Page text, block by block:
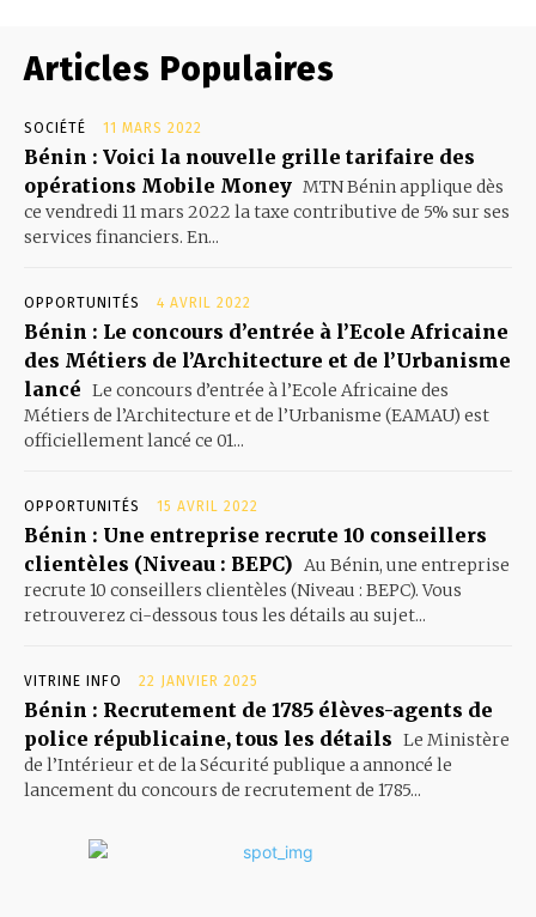
Articles Populaires
SOCIÉTÉ 11 MARS 2022
Bénin : Voici la nouvelle grille tarifaire des
opérations Mobile Money MTN Bénin applique dès
ce vendredi 11 mars 2022 la taxe contributive de 5% sur ses
services financiers. En...
OPPORTUNITÉS 4 AVRIL 2022
Bénin : Le concours d’entrée à l’Ecole Africaine
des Métiers de l’Architecture et de l’Urbanisme
lancé Le concours d’entrée à l’Ecole Africaine des
Métiers de l’Architecture et de l’Urbanisme (EAMAU) est
officiellement lancé ce 01...
OPPORTUNITÉS 15 AVRIL 2022
Bénin : Une entreprise recrute 10 conseillers
clientèles (Niveau : BEPC) Au Bénin, une entreprise
recrute 10 conseillers clientèles (Niveau : BEPC). Vous
retrouverez ci-dessous tous les détails au sujet...
VITRINE INFO 22 JANVIER 2025
Bénin : Recrutement de 1785 élèves-agents de
police républicaine, tous les détails Le Ministère
de l’Intérieur et de la Sécurité publique a annoncé le
lancement du concours de recrutement de 1785...